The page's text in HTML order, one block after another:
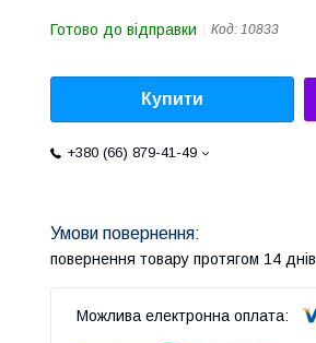
Готово до відправки Код: 10833
Купити
+380 (66) 879-41-49
повернення товару протягом 14 днів